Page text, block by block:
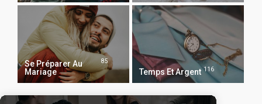
Se Préparer Au
Mariage
85
Temps Et Argent 116